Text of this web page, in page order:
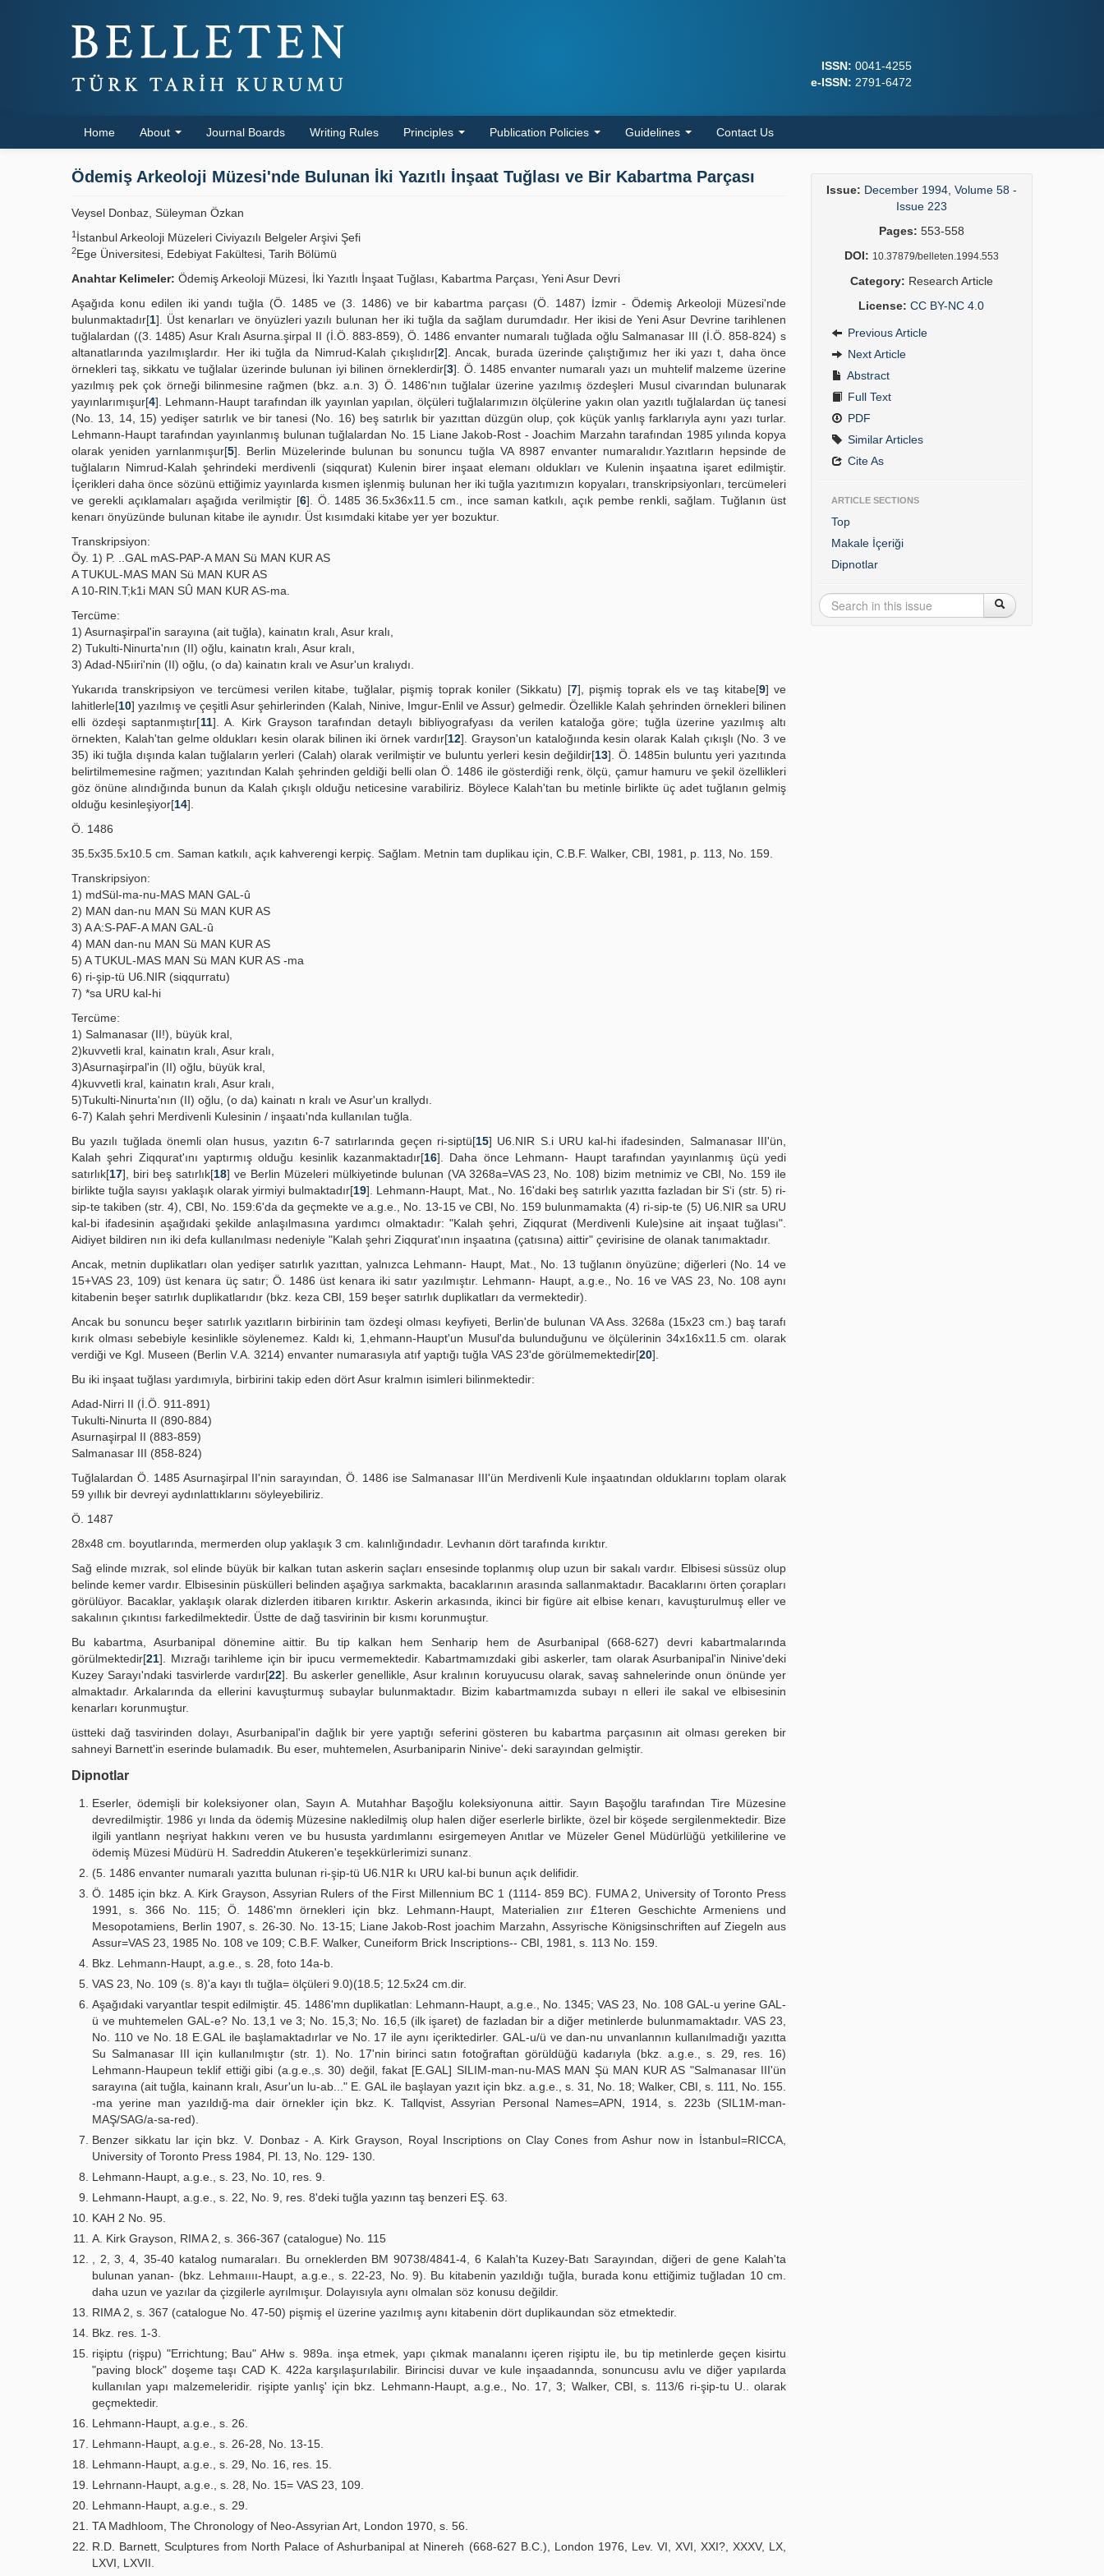
ISSN: 0041-4255
e-ISSN: 2791-6472
Home About Journal Boards Writing Rules Principles Publication Policies Guidelines Contact Us
Ödemiş Arkeoloji Müzesi'nde Bulunan İki Yazıtlı İnşaat Tuğlası ve Bir Kabartma Parçası
Veysel Donbaz, Süleyman Özkan
1 İstanbul Arkeoloji Müzeleri Civiyazılı Belgeler Arşivi Şefi
2Ege Üniversitesi, Edebiyat Fakültesi, Tarih Bölümü
Anahtar Kelimeler: Ödemiş Arkeoloji Müzesi, İki Yazıtlı İnşaat Tuğlası, Kabartma Parçası, Yeni Asur Devri
Aşağıda konu edilen iki yandı tuğla (Ö. 1485 ve (3. 1486) ve bir kabartma parçası (Ö. 1487) İzmir - Ödemiş Arkeoloji Müzesi'nde
bulunmaktadır[1]. Üst kenarları ve önyüzleri yazılı bulunan her iki tuğla da sağlam durumdadır. Her ikisi de Yeni Asur Devrine tarihlenen
tuğlalardan ((3. 1485) Asur Kralı Asurna.şirpal II (İ.Ö. 883-859), Ö. 1486 envanter numaralı tuğlada oğlu Salmanasar III (İ.Ö. 858-824) s
altanatlarında yazılmışlardır. Her iki tuğla da Nimrud-Kalah çıkışlıdır[2]. Ancak, burada üzerinde çalıştığımız her iki yazı t, daha önce
örnekleri taş, sikkatu ve tuğlalar üzerinde bulunan iyi bilinen örneklerdir[3]. Ö. 1485 envanter numaralı yazı un muhtelif malzeme üzerine
yazılmış pek çok örneği bilinmesine rağmen (bkz. a.n. 3) Ö. 1486'nın tuğlalar üzerine yazılmış özdeşleri Musul civarından bulunarak
yayınlarımışur[4]. Lehmann-Haupt tarafından ilk yayınlan yapılan, ölçüleri tuğlalarımızın ölçülerine yakın olan yazıtlı tuğlalardan üç tanesi
(No. 13, 14, 15) yedişer satırlık ve bir tanesi (No. 16) beş satırlık bir yazıttan düzgün olup, çok küçük yanlış farklarıyla aynı yazı turlar.
Lehmann-Haupt tarafından yayınlanmış bulunan tuğlalardan No. 15 Liane Jakob-Rost - Joachim Marzahn tarafından 1985 yılında kopya
olarak yeniden yarnlanmışur[5]. Berlin Müzelerinde bulunan bu sonuncu tuğla VA 8987 envanter numaralıdır.Yazıtların hepsinde de
tuğlaların Nimrud-Kalah şehrindeki merdivenli (siqqurat) Kulenin birer inşaat elemanı oldukları ve Kulenin inşaatına işaret edilmiştir.
İçerikleri daha önce sözünü ettiğimiz yayınlarda kısmen işlenmiş bulunan her iki tuğla yazıtımızın kopyaları, transkripsiyonları, tercümeleri
ve gerekli açıklamaları aşağıda verilmiştir [6]. Ö. 1485 36.5x36x11.5 cm., ince saman katkılı, açık pembe renkli, sağlam. Tuğlanın üst
kenarı önyüzünde bulunan kitabe ile aynıdır. Üst kısımdaki kitabe yer yer bozuktur.
Transkripsiyon:
Öy. 1) P. ..GAL mAS-PAP-A MAN Sü MAN KUR AS
A TUKUL-MAS MAN Sü MAN KUR AS
A 10-RIN.T;k1i MAN SÛ MAN KUR AS-ma.
Tercüme:
1) Asurnaşirpal'in sarayına (ait tuğla), kainatın kralı, Asur kralı,
2) Tukulti-Ninurta'nın (II) oğlu, kainatın kralı, Asur kralı,
3) Adad-N5ıiri'nin (II) oğlu, (o da) kainatın kralı ve Asur'un kralıydı.
Yukarıda transkripsiyon ve tercümesi verilen kitabe, tuğlalar, pişmiş toprak koniler (Sikkatu) [7], pişmiş toprak els ve taş kitabe[9] ve
lahitlerle[10] yazılmış ve çeşitli Asur şehirlerinden (Kalah, Ninive, Imgur-Enlil ve Assur) gelmedir. Özellikle Kalah şehrinden örnekleri bilinen
elli özdeşi saptanmıştır[11]. A. Kirk Grayson tarafından detaylı bibliyografyası da verilen kataloğa göre; tuğla üzerine yazılmış altı
örnekten, Kalah'tan gelme oldukları kesin olarak bilinen iki örnek vardır[12]. Grayson'un kataloğıında kesin olarak Kalah çıkışlı (No. 3 ve
35) iki tuğla dışında kalan tuğlaların yerleri (Calah) olarak verilmiştir ve buluntu yerleri kesin değildir[13]. Ö. 1485in buluntu yeri yazıtında
belirtilmemesine rağmen; yazıtından Kalah şehrinden geldiği belli olan Ö. 1486 ile gösterdiği renk, ölçü, çamur hamuru ve şekil özellikleri
göz önüne alındığında bunun da Kalah çıkışlı olduğu neticesine varabiliriz. Böylece Kalah'tan bu metinle birlikte üç adet tuğlanın gelmiş
olduğu kesinleşiyor[14].
Ö. 1486
35.5x35.5x10.5 cm. Saman katkılı, açık kahverengi kerpiç. Sağlam. Metnin tam duplikau için, C.B.F. Walker, CBI, 1981, p. 113, No. 159.
Transkripsiyon:
1) mdSül-ma-nu-MAS MAN GAL-û
2) MAN dan-nu MAN Sü MAN KUR AS
3) A A:S-PAF-A MAN GAL-û
4) MAN dan-nu MAN Sü MAN KUR AS
5) A TUKUL-MAS MAN Sü MAN KUR AS -ma
6) ri-şip-tü U6.NIR (siqqurratu)
7) *sa URU kal-hi
Tercüme:
1) Salmanasar (II!), büyük kral,
2)kuvvetli kral, kainatın kralı, Asur kralı,
3)Asurnaşirpal'in (II) oğlu, büyük kral,
4)kuvvetli kral, kainatın kralı, Asur kralı,
5)Tukulti-Ninurta'nın (II) oğlu, (o da) kainatı n kralı ve Asur'un krallydı.
6-7) Kalah şehri Merdivenli Kulesinin / inşaatı'nda kullanılan tuğla.
Bu yazılı tuğlada önemli olan husus, yazıtın 6-7 satırlarında geçen ri-siptü[15] U6.NIR S.i URU kal-hi ifadesinden, Salmanasar III'ün,
Kalah şehri Ziqqurat'ını yaptırmış olduğu kesinlik kazanmaktadır[16]. Daha önce Lehmann- Haupt tarafından yayınlanmış üçü yedi
satırlık[17], biri beş satırlık[18] ve Berlin Müzeleri mülkiyetinde bulunan (VA 3268a=VAS 23, No. 108) bizim metnimiz ve CBI, No. 159 ile
birlikte tuğla sayısı yaklaşık olarak yirmiyi bulmaktadır[19]. Lehmann-Haupt, Mat., No. 16'daki beş satırlık yazıtta fazladan bir S‘i (str. 5) ri-
sip-te takiben (str. 4), CBI, No. 159:6'da da geçmekte ve a.g.e., No. 13-15 ve CBI, No. 159 bulunmamakta (4) ri-sip-te (5) U6.NIR sa URU
kal-bi ifadesinin aşağıdaki şekilde anlaşılmasına yardımcı olmaktadır: "Kalah şehri, Ziqqurat (Merdivenli Kule)sine ait inşaat tuğlası".
Aidiyet bildiren nın iki defa kullanılması nedeniyle "Kalah şehri Ziqqurat'ının inşaatına (çatısına) aittir" çevirisine de olanak tanımaktadır.
Ancak, metnin duplikatları olan yedişer satırlık yazıttan, yalnızca Lehmann- Haupt, Mat., No. 13 tuğlanın önyüzüne; diğerleri (No. 14 ve
15+VAS 23, 109) üst kenara üç satır; Ö. 1486 üst kenara iki satır yazılmıştır. Lehmann- Haupt, a.g.e., No. 16 ve VAS 23, No. 108 aynı
kitabenin beşer satırlık duplikatlarıdır (bkz. keza CBI, 159 beşer satırlık duplikatları da vermektedir).
Ancak bu sonuncu beşer satırlık yazıtların birbirinin tam özdeşi olması keyfiyeti, Berlin'de bulunan VA Ass. 3268a (15x23 cm.) baş tarafı
kırık olması sebebiyle kesinlikle söylenemez. Kaldı ki, 1,ehmann-Haupt'un Musul'da bulunduğunu ve ölçülerinin 34x16x11.5 cm. olarak
verdiği ve Kgl. Museen (Berlin V.A. 3214) envanter numarasıyla atıf yaptığı tuğla VAS 23'de görülmemektedir[20].
Bu iki inşaat tuğlası yardımıyla, birbirini takip eden dört Asur kralmın isimleri bilinmektedir:
Adad-Nirri II (İ.Ö. 911-891)
Tukulti-Ninurta II (890-884)
Asurnaşirpal II (883-859)
Salmanasar III (858-824)
Tuğlalardan Ö. 1485 Asurnaşirpal II'nin sarayından, Ö. 1486 ise Salmanasar III'ün Merdivenli Kule inşaatından olduklarını toplam olarak
59 yıllık bir devreyi aydınlattıklarını söyleyebiliriz.
Ö. 1487
28x48 cm. boyutlarında, mermerden olup yaklaşık 3 cm. kalınlığındadır. Levhanın dört tarafında kırıktır.
Sağ elinde mızrak, sol elinde büyük bir kalkan tutan askerin saçları ensesinde toplanmış olup uzun bir sakalı vardır. Elbisesi süssüz olup
belinde kemer vardır. Elbisesinin püskülleri belinden aşağıya sarkmakta, bacaklarının arasında sallanmaktadır. Bacaklarını örten çorapları
görülüyor. Bacaklar, yaklaşık olarak dizlerden itibaren kırıktır. Askerin arkasında, ikinci bir figüre ait elbise kenarı, kavuşturulmuş eller ve
sakalının çıkıntısı farkedilmektedir. Üstte de dağ tasvirinin bir kısmı korunmuştur.
Bu kabartma, Asurbanipal dönemine aittir. Bu tip kalkan hem Senharip hem de Asurbanipal (668-627) devri kabartmalarında
görülmektedir[21]. Mızrağı tarihleme için bir ipucu vermemektedir. Kabartmamızdaki gibi askerler, tam olarak Asurbanipal'in Ninive'deki
Kuzey Sarayı'ndaki tasvirlerde vardır[22]. Bu askerler genellikle, Asur kralının koruyucusu olarak, savaş sahnelerinde onun önünde yer
almaktadır. Arkalarında da ellerini kavuşturmuş subaylar bulunmaktadır. Bizim kabartmamızda subayı n elleri ile sakal ve elbisesinin
kenarları korunmuştur.
üstteki dağ tasvirinden dolayı, Asurbanipal'in dağlık bir yere yaptığı seferini gösteren bu kabartma parçasının ait olması gereken bir
sahneyi Barnett'in eserinde bulamadık. Bu eser, muhtemelen, Asurbaniparin Ninive'- deki sarayından gelmiştir.
Dipnotlar
Eserler, ödemişli bir koleksiyoner olan, Sayın A. Mutahhar Başoğlu koleksiyonuna aittir. Sayın Başoğlu tarafından Tire Müzesine
devredilmiştir. 1986 yı lında da ödemiş Müzesine nakledilmiş olup halen diğer eserlerle birlikte, özel bir köşede sergilenmektedir. Bize
ilgili yantlann neşriyat hakkını veren ve bu hususta yardımlannı esirgemeyen Anıtlar ve Müzeler Genel Müdürlüğü yetkililerine ve
ödemiş Müzesi Müdürü H. Sadreddin Atukeren'e teşekkürlerimizi sunanz.
(5. 1486 envanter numaralı yazıtta bulunan ri-şip-tü U6.N1R kı URU kal-bi bunun açık delifidir.
Ö. 1485 için bkz. A. Kirk Grayson, Assyrian Rulers of the First Millennium BC 1 (1114- 859 BC). FUMA 2, University of Toronto Press
1991, s. 366 No. 115; Ö. 1486'mn örnekleri için bkz. Lehmann-Haupt, Materialien zıır £1teren Geschichte Armeniens und
Mesopotamiens, Berlin 1907, s. 26-30. No. 13-15; Liane Jakob-Rost joachim Marzahn, Assyrische Königsinschriften auf Ziegeln aus
Assur=VAS 23, 1985 No. 108 ve 109; C.B.F. Walker, Cuneiform Brick Inscriptions-- CBI, 1981, s. 113 No. 159.
Bkz. Lehmann-Haupt, a.g.e., s. 28, foto 14a-b.
VAS 23, No. 109 (s. 8)'a kayı tlı tuğla= ölçüleri 9.0)(18.5; 12.5x24 cm.dir.
Aşağıdaki varyantlar tespit edilmiştir. 45. 1486'mn duplikatlan: Lehmann-Haupt, a.g.e., No. 1345; VAS 23, No. 108 GAL-u yerine GAL-
ü ve muhtemelen GAL-e? No. 13,1 ve 3; No. 15,3; No. 16,5 (ilk işaret) de fazladan bir a diğer metinlerde bulunmamaktadır. VAS 23,
No. 110 ve No. 18 E.GAL ile başlamaktadırlar ve No. 17 ile aynı içeriktedirler. GAL-u/ü ve dan-nu unvanlannın kullanılmadığı yazıtta
Su Salmanasar III için kullanılmıştır (str. 1). No. 17'nin birinci satın fotoğraftan görüldüğü kadarıyla (bkz. a.g.e., s. 29, res. 16)
Lehmann-Haupeun teklif ettiği gibi (a.g.e.,s. 30) değil, fakat [E.GAL] SILIM-man-nu-MAS MAN Şü MAN KUR AS "Salmanasar III'ün
sarayına (ait tuğla, kainann kralı, Asur'un lu-ab..." E. GAL ile başlayan yazıt için bkz. a.g.e., s. 31, No. 18; Walker, CBI, s. 111, No. 155.
-ma yerine man yazıldığ-ma dair örnekler için bkz. K. Tallqvist, Assyrian Personal Names=APN, 1914, s. 223b (SIL1M-man-
MAŞ/SAG/a-sa-red).
Benzer sikkatu lar için bkz. V. Donbaz - A. Kirk Grayson, Royal Inscriptions on Clay Cones from Ashur now in İstanbuI=RICCA,
University of Toronto Press 1984, Pl. 13, No. 129- 130.
Lehmann-Haupt, a.g.e., s. 23, No. 10, res. 9.
Lehmann-Haupt, a.g.e., s. 22, No. 9, res. 8'deki tuğla yazınn taş benzeri EŞ. 63.
KAH 2 No. 95.
A. Kirk Grayson, RIMA 2, s. 366-367 (catalogue) No. 115
, 2, 3, 4, 35-40 katalog numaraları. Bu orneklerden BM 90738/4841-4, 6 Kalah'ta Kuzey-Batı Sarayından, diğeri de gene Kalah'ta
bulunan yanan- (bkz. Lehmaıııı-Haupt, a.g.e., s. 22-23, No. 9). Bu kitabenin yazıldığı tuğla, burada konu ettiğimiz tuğladan 10 cm.
daha uzun ve yazılar da çizgilerle ayrılmışur. Dolayısıyla aynı olmalan söz konusu değildir.
RIMA 2, s. 367 (catalogue No. 47-50) pişmiş el üzerine yazılmış aynı kitabenin dört duplikaundan söz etmektedir.
Bkz. res. 1-3.
rişiptu (rişpu) "Errichtung; Bau" AHw s. 989a. inşa etmek, yapı çıkmak manalannı içeren rişiptu ile, bu tip metinlerde geçen kisirtu
"paving block" doşeme taşı CAD K. 422a karşılaşurılabilir. Birincisi duvar ve kule inşaadannda, sonuncusu avlu ve diğer yapılarda
kullanılan yapı malzemeleridir. rişipte yanlış' için bkz. Lehmann-Haupt, a.g.e., No. 17, 3; Walker, CBI, s. 113/6 ri-şip-tu U.. olarak
geçmektedir.
Lehmann-Haupt, a.g.e., s. 26.
Lehmann-Haupt, a.g.e., s. 26-28, No. 13-15.
Lehmann-Haupt, a.g.e., s. 29, No. 16, res. 15.
Lehrnann-Haupt, a.g.e., s. 28, No. 15= VAS 23, 109.
Lehmann-Haupt, a.g.e., s. 29.
TA Madhloom, The Chronology of Neo-Assyrian Art, London 1970, s. 56.
R.D. Barnett, Sculptures from North Palace of Ashurbanipal at Ninereh (668-627 B.C.), London 1976, Lev. VI, XVI, XXI?, XXXV, LX,
LXVI, LXVII.
Issue: December 1994, Volume 58 -
Issue 223
Pages: 553-558
DOI: 10.37879/belleten.1994.553
Category: Research Article
License: CC BY-NC 4.0
Previous Article
Next Article
Abstract
Full Text
PDF
Similar Articles
Cite As
ARTICLE SECTIONS
Top
Makale İçeriği
Dipnotlar